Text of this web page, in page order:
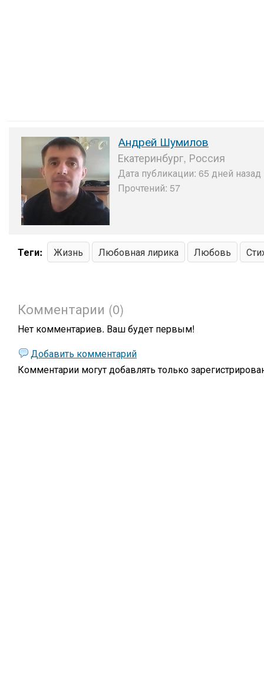
Андрей Шумилов
Екатеринбург, Россия
Дата публикации: 65 дней
Прочтений: 57
Теги: Жизнь Любовная лирика Любовь
Комментарии (0)
Нет комментариев. Ваш будет первым!
Добавить комментарий
Комментарии могут добавлять только